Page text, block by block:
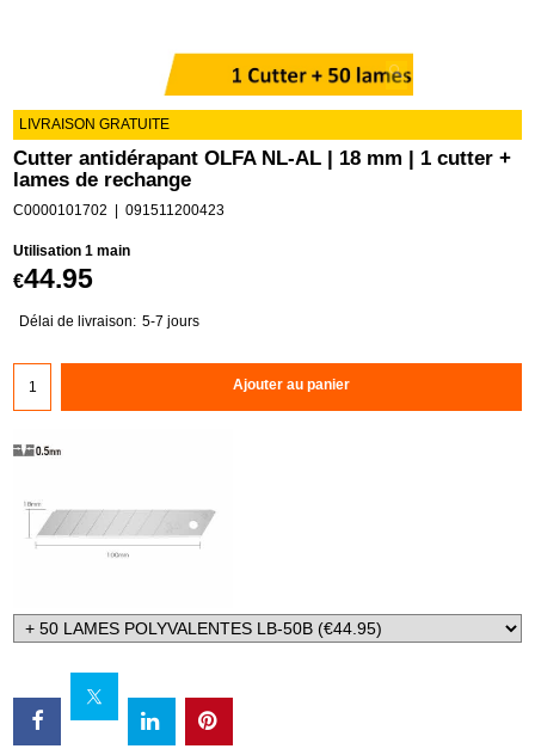
LIVRAISON GRATUITE
Cutter antidérapant OLFA NL-AL | 18 mm | 1 cutter +
lames de rechange
C0000101702 091511200423
Utilisation 1 main
€44.95
Délai de livraison: 5-7 jours
Ajouter au panier